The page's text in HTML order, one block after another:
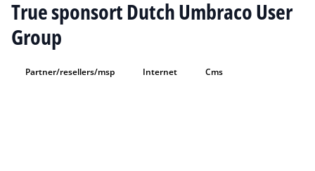
True sponsort Dutch Umbraco User
Group
Partner/resellers/msp Internet Cms